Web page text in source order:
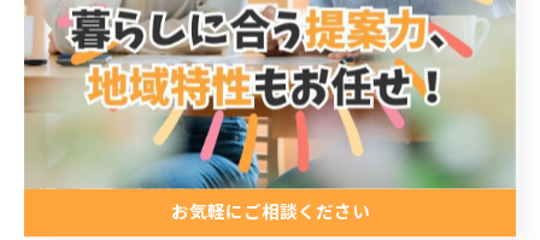
ましょう。
撤退を検討するなら知っておきたい不
動産の基礎知識お気軽にご相談ください